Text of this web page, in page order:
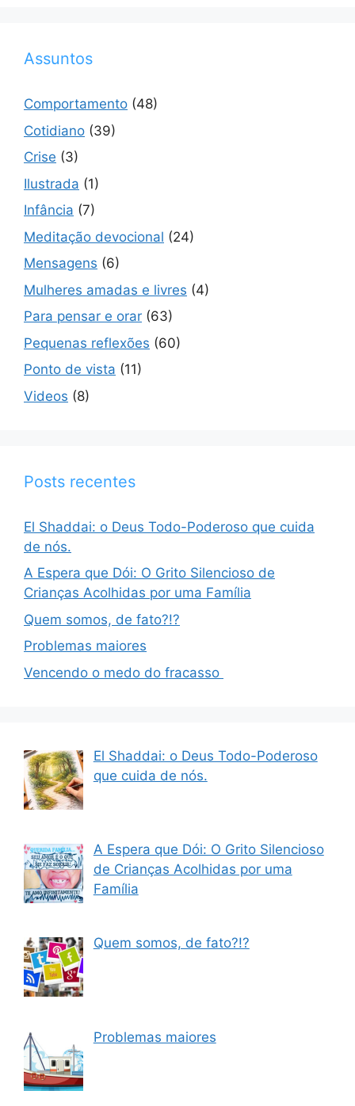
Assuntos
Comportamento (48)
Cotidiano (39)
Crise (3)
Ilustrada (1)
Infância (7)
Meditação devocional (24)
Mensagens (6)
Mulheres amadas e livres (4)
Para pensar e orar (63)
Pequenas reflexões (60)
Ponto de vista (11)
Videos (8)
Posts recentes
El Shaddai: o Deus Todo-Poderoso que cuida
de nós.
A Espera que Dói: O Grito Silencioso de
Crianças Acolhidas por uma Família
Quem somos, de fato?!?
Problemas maiores
Vencendo o medo do fracasso
El Shaddai: o Deus Todo-Poderoso
que cuida de nós.
A Espera que Dói: O Grito Silencioso
de Crianças Acolhidas por uma
Família
Quem somos, de fato?!?
Problemas maiores